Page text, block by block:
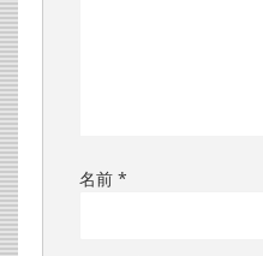
名前 *